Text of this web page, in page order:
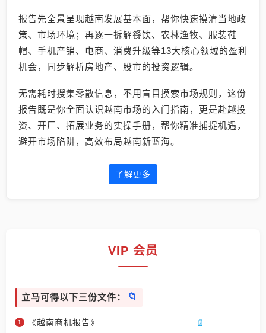
报告先全景呈现越南发展基本面，帮你快速摸清当地政
策、市场环境；再逐一拆解餐饮、农林渔牧、服装鞋
帽、手机产销、电商、消费升级等13大核心领域的盈利
机会，同步解析房地产、股市的投资逻辑。
无需耗时搜集零散信息，不用盲目摸索市场规则，这份
报告既是你全面认识越南市场的入门指南，更是赴越投
资、开厂、拓展业务的实操手册，帮你精准捕捉机遇，
避开市场陷阱，高效布局越南新蓝海。
了解更多
VIP 会员
立马可得以下三份文件：
《越南商机报告》